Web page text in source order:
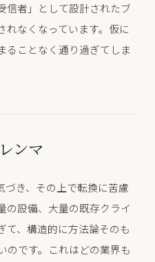
信者」として設計されたブ
れなくなっています。仮に
ることなく通り過ぎてしま
ンマ
き、その上で転換に苦慮
の設備、大量の既存クライ
て、構造的に方法論そのも
のです。これはどの業界も